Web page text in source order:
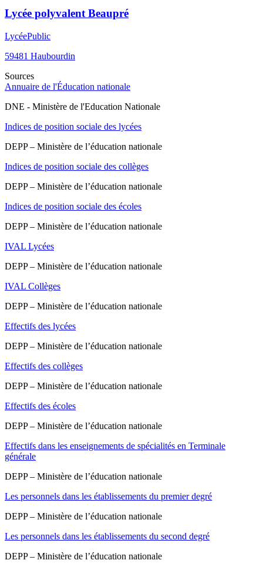
Lycée polyvalent Beaupré
LycéePublic
59481 Haubourdin
Sources
Annuaire de l'Éducation nationale
DNE - Ministère de l'Education Nationale
Indices de position sociale des lycées
DEPP – Ministère de l’éducation nationale
Indices de position sociale des collèges
DEPP – Ministère de l’éducation nationale
Indices de position sociale des écoles
DEPP – Ministère de l’éducation nationale
IVAL Lycées
DEPP – Ministère de l’éducation nationale
IVAL Collèges
DEPP – Ministère de l’éducation nationale
Effectifs des lycées
DEPP – Ministère de l’éducation nationale
Effectifs des collèges
DEPP – Ministère de l’éducation nationale
Effectifs des écoles
DEPP – Ministère de l’éducation nationale
Effectifs dans les enseignements de spécialités en Terminale
générale
DEPP – Ministère de l’éducation nationale
Les personnels dans les établissements du premier degré
DEPP – Ministère de l’éducation nationale
Les personnels dans les établissements du second degré
DEPP – Ministère de l’éducation nationale